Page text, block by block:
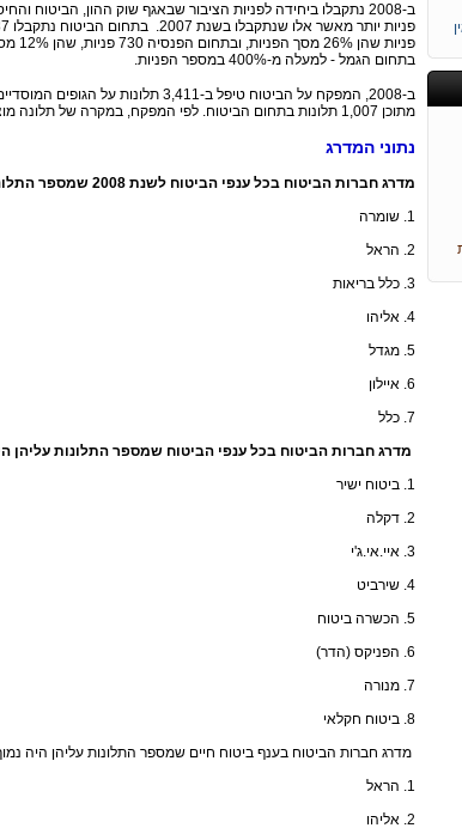
בתחום הגמל - למעלה מ-400% במספר הפניות.
מתוכן 1,007 תלונות בתחום הביטוח. לפי המפקח, במקרה של תלונה מוצדקת הוא התערב וסייע למתלונן.
נתוני המדרג
מדרג חברות הביטוח בכל ענפי הביטוח לשנת 2008 שמספר התלונות עליהן נמוך מהממוצע הענפי ב-2008 (בסדר יורד)
1. שומרה
2. הראל
3. כלל בריאות
4. אליהו
5. מגדל
6. איילון
7. כלל
מדרג חברות הביטוח בכל ענפי הביטוח שמספר התלונות עליהן היה גבוה
1. ביטוח ישיר
2. דקלה
3. איי.אי.ג'י
4. שירביט
5. הכשרה ביטוח
6. הפניקס (הדר)
7. מנורה
8. ביטוח חקלאי
מדרג חברות הביטוח בענף ביטוח חיים שמספר התלונות עליהן היה נמוך מהממוצע
1. הראל
2. אליהו